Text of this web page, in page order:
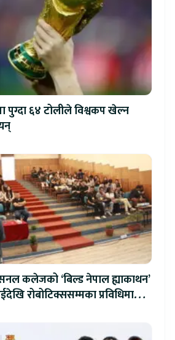
पुग्दा ६४ टोलीले विश्वकप खेल्न
कलेजको ‘बिल्ड नेपाल ह्याकाथन’
रोबोटिक्ससम्मका प्रविधिमा